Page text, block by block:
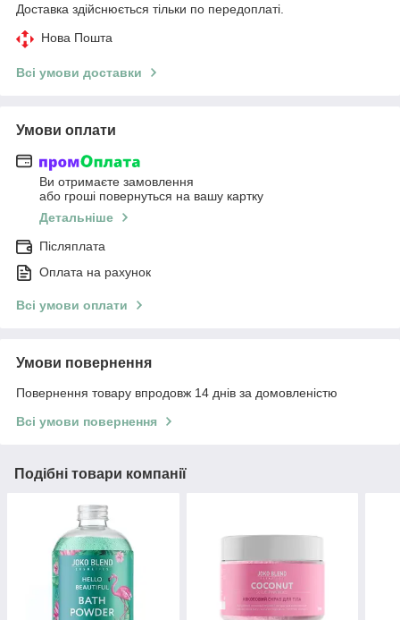
Доставка здійснюється тільки по передоплаті.
Нова Пошта
Всі умови доставки
Умови оплати
Ви отримаєте замовлення
або гроші повернуться на вашу картку
Детальніше
Післяплата
Оплата на рахунок
Всі умови оплати
Умови повернення
Повернення товару впродовж 14 днів за домовленістю
Всі умови повернення
Подібні товари компанії